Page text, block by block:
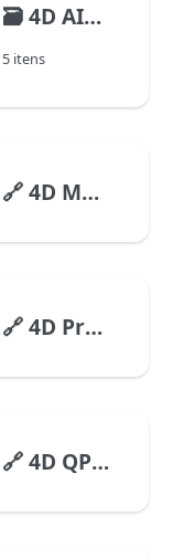
🗃️4D AIKit
5 itens
🔗4D Mobile App Server
🔗4D Progress
🔗4D QPDF